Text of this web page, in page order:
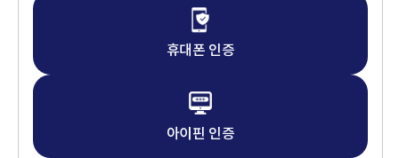
휴대폰 인증
아이핀 인증